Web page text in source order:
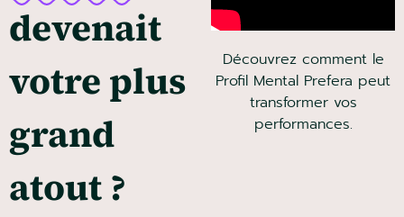
devenait
votre plus
grand
atout ?
Découvrez comment le
Profil Mental Prefera peut
transformer vos
performances.